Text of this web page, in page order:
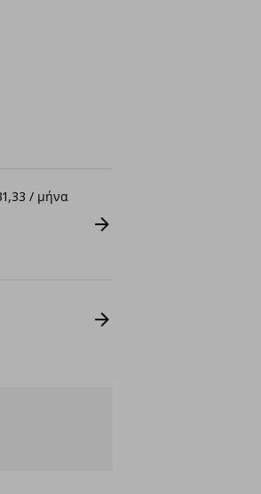
/ μήνα